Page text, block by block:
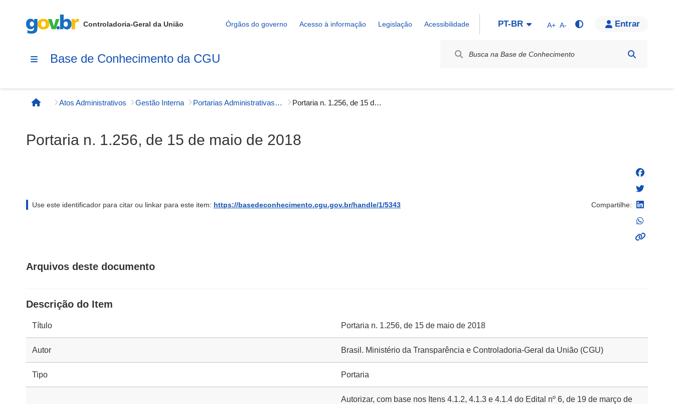
Controladoria-Geral da União Órgãos do governo Acesso à informação Legislação Acessibilidade PT-BR A+ A- Entrar
Base de Conhecimento da CGU
Página inicial
Atos Administrativos Gestão Interna Portarias Administrativas - Gestão Interna Portaria n. 1.256, de 15 de maio de 2018
Portaria n. 1.256, de 15 de maio de 2018
Use este identificador para citar ou linkar para este item: https://basedeconhecimento.cgu.gov.br/handle/1/5343 Compartilhe:
Arquivos deste documento
Descrição do Item
Título Portaria n. 1.256, de 15 de maio de 2018
Autor Brasil. Ministério da Transparência e Controladoria-Geral da União (CGU)
Tipo Portaria
Autorizar, com base nos Itens 4.1.2, 4.1.3 e 4.1.4 do Edital nº 6, de 19 de março de